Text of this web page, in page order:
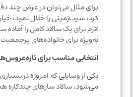
برای مثال می‌توان در عرض چند دقیقه
کرد، سیب‌زمینی را خلال نمود، خیار را
لازم برای یک سالاد کامل را آماده
به‌ویژه برای خانواده‌های پرجمعیت
انتخابی مناسب برای تازه‌عروس‌ها
یکی از وسایلی که امروزه در بسیاری از
می‌شود، سالاد سازهای چندکاره هستند.